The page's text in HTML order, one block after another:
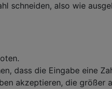
schneiden, also wie
dass die Eingabe eine
akzeptieren, die größer